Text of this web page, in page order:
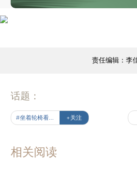
责任编辑：李
话题：
+关注
相关阅读